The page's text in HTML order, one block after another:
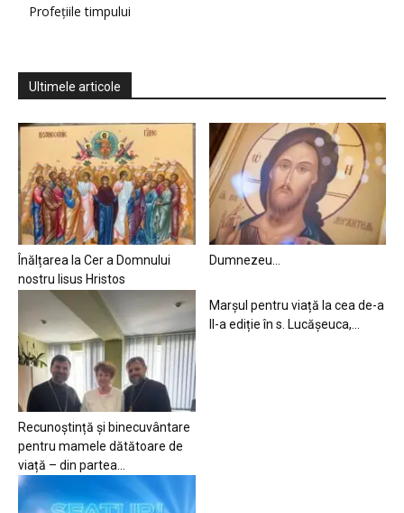
Profețiile timpului
Ultimele articole
Înălțarea la Cer a Domnului
nostru Iisus Hristos
Dumnezeu…
Recunoștință și binecuvântare
pentru mamele dătătoare de
viață – din partea...
Marșul pentru viață la cea de-a
II-a ediție în s. Lucășeuca,...